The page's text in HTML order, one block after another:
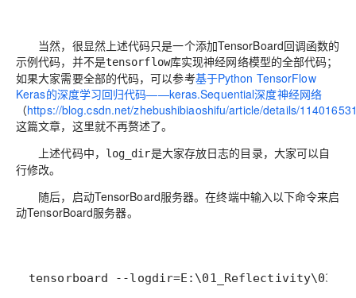
当然，很显然上述代码只是一个添加TensorBoard回调函数的
示例代码，并不是tensorflow库实现神经网络模型的全部代码；
如果大家需要全部的代码，可以参考基于Python TensorFlow
Keras的深度学习回归代码——keras.Sequential深度神经网络
（https://blog.csdn.net/zhebushibiaoshifu/article/details/
这篇文章，这里就不再赘述了。
上述代码中，
log_dir是大家存放日志的目录，大家可以自
行修改。
随后，启动TensorBoard服务器。在终端中输入以下命令来启
动TensorBoard服务器。
tensorboard --